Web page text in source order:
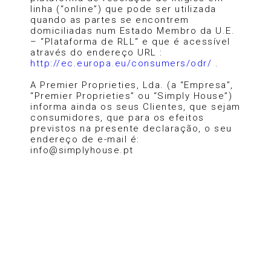
linha (“online”) que pode ser utilizada
quando as partes se encontrem
domiciliadas num Estado Membro da U.E.
– “Plataforma de RLL“ e que é acessível
através do endereço URL :
http://ec.europa.eu/consumers/odr/ .
A Premier Proprieties, Lda. (a “Empresa”,
“Premier Proprieties” ou “Simply House”)
informa ainda os seus Clientes, que sejam
consumidores, que para os efeitos
previstos na presente declaração, o seu
endereço de e-mail é:
info@simplyhouse.pt